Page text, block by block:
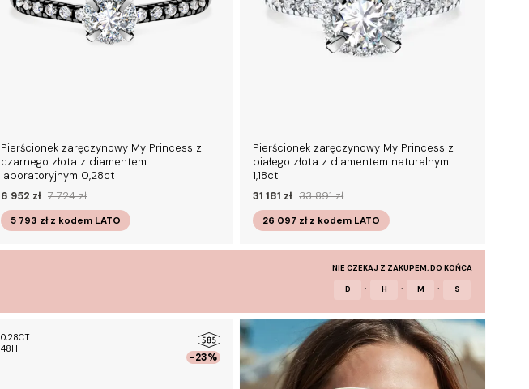
Pierścionek zaręczynowy My Princess z
czarnego złota z diamentem
laboratoryjnym 0,28ct
6 952 zł 7 724 zł
5 793 zł z kodem LATO
Pierścionek zaręczynowy My Princess z
białego złota z diamentem naturalnym
1,18ct
31 181 zł 33 891 zł
26 097 zł z kodem LATO
NIE CZEKAJ Z ZAKUPEM, DO KOŃCA
D : H : M : S
-23%
0,28CT
48H